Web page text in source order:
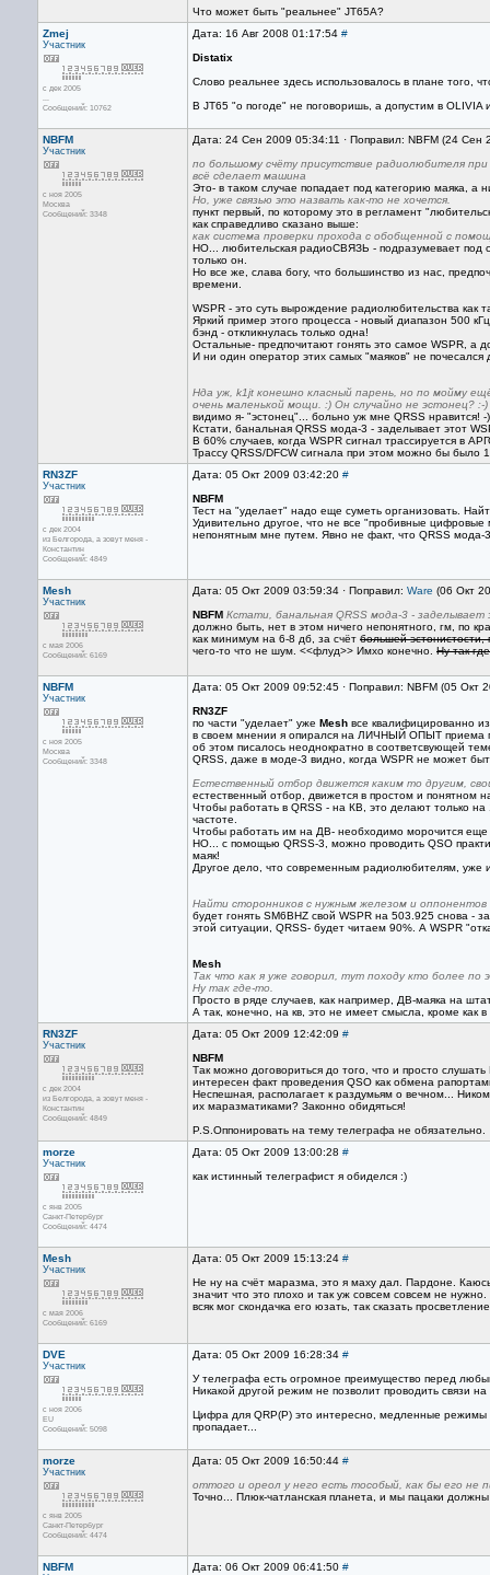
Что может быть "реальнее" JT65A?
Zmej
Участник
с дек 2005
...
Сообщений: 10762
Дата: 16 Авг 2008 01:17:54 #
Distatix
Слово реальнее здесь использовалось в плане того,
В JT65 "о погоде" не поговоришь, а допустим в
NBFM
Участник
с ноя 2005
Москва
Сообщений: 3348
Дата: 24 Сен 2009 05:34:11 · Поправил: NBFM (24 Сен
по большому счёту присутствие радиолюбителя при
всё сделает машина
Это- в таком случае попадает под категорию маяка, а
Но, уже связью это назвать как-то не хочется.
пункт первый, по которому это в регламент
как справедливо сказано выше:
как система проверки прохода с обобщенной с
НО... любительская радиоСВЯЗЬ - подразумевает под
только он.
Но все же, слава богу, что большинство из нас,
времени.
WSPR - это суть вырождение радиолюбительства как
Яркий пример этого процесса - новый диапазон 500
бэнд - откликнулась только одна!
Остальные- предпочитают гонять это самое WSPR, а
И ни один оператор этих самых "маяков" не
Нда уж, k1jt конешно класный парень, но по мойму
очень маленькой мощи. :) Он случайно не эстонец? :-)
видимо я- "эстонец"... больно уж мне QRSS нравится! -)
Кстати, банальная QRSS мода-3 - заделывает этот
В 60% случаев, когда WSPR сигнал трассируется в
Трассу QRSS/DFCW сигнала при этом можно бы было
RN3ZF
Участник
с дек 2004
из Белгорода, а зовут меня -
Константин
Сообщений: 4849
Дата: 05 Окт 2009 03:42:20 #
NBFM
Тест на "уделает" надо еще суметь организовать.
Удивительно другое, что не все "пробивные
непонятным мне путем. Явно не факт, что QRSS мода-
Mesh
Участник
с мая 2006
Сообщений: 6169
Дата: 05 Окт 2009 03:59:34 · Поправил: Ware (06 Окт
NBFM Кстати, банальная QRSS мода-3 -
должно быть, нет в этом ничего непонятного, гм, по
как минимум на 6-8 дб, за счёт большей эстонистости,
чего-то что не шум. <<флуд>> Имхо конечно. Ну так
NBFM
Участник
с ноя 2005
Москва
Сообщений: 3348
Дата: 05 Окт 2009 09:52:45 · Поправил: NBFM (05 Окт
RN3ZF
по части "уделает" уже Mesh все квалифицированно
в своем мнении я опирался на ЛИЧНЫЙ ОПЫТ приема
об этом писалось неоднократно в соответсвующей
QRSS, даже в моде-3 видно, когда WSPR не может
Естественный отбор движется каким то другим,
естественный отбор, движется в простом и понятном
Чтобы работать в QRSS - на КВ, это делают только на
частоте.
Чтобы работать им на ДВ- необходимо морочится
НО... с помощью QRSS-3, можно проводить QSO
маяк!
Другое дело, что современным радиолюбителям, уже
Найти сторонников с нужным железом и оппонентов
будет гонять SM6BHZ свой WSPR на 503.925 снова -
этой ситуации, QRSS- будет читаем 90%. А WSPR
Mesh
Так что как я уже говорил, тут походу кто более
Ну так где-то.
Просто в ряде случаев, как например, ДВ-маяка на
А так, конечно, на кв, это не имеет смысла, кроме как
RN3ZF
Участник
с дек 2004
из Белгорода, а зовут меня -
Константин
Сообщений: 4849
Дата: 05 Окт 2009 12:42:09 #
NBFM
Так можно договориться до того, что и просто
интересен факт проведения QSO как обмена
Неспешная, располагает к раздумьям о вечном...
их маразматиками? Законно обидяться!
P.S.Оппонировать на тему телеграфа не обязательно.
morze
Участник
с янв 2005
Санкт-Петербург
Сообщений: 4474
Дата: 05 Окт 2009 13:00:28 #
как истинный телеграфист я обиделся :)
Mesh
Участник
с мая 2006
Сообщений: 6169
Дата: 05 Окт 2009 15:13:24 #
Не ну на счёт маразма, это я маху дал. Пардоне.
значит что это плохо и так уж совсем совсем не
всяк мог скондачка его юзать, так сказать
DVE
Участник
с ноя 2006
EU
Сообщений: 5098
Дата: 05 Окт 2009 16:28:34 #
У телеграфа есть огромное преимущество перед
Никакой другой режим не позволит проводить связи
Цифра для QRP(P) это интересно, медленные режимы
пропадает...
morze
Участник
с янв 2005
Санкт-Петербург
Сообщений: 4474
Дата: 05 Окт 2009 16:50:44 #
оттого и ореол у него есть тособый, как бы его не
Точно... Плюк-чатланская планета, и мы пацаки должны
NBFM Дата: 06 Окт 2009 06:41:50 #